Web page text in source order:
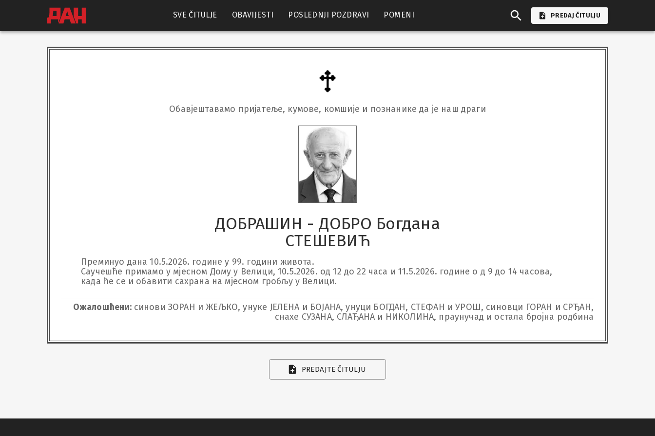
SVE ČITULJE OBAVIJESTI POSLEDNJI POZDRAVI POMENI PREDAJ ČITULJU
Обавјештавамо пријатеље, кумове, комшије и познанике да је наш драги
ДОБРАШИН - ДОБРО Богдана
СТЕШЕВИЋ
Преминуо дана 10.5.2026. године у 99. години живота.
Саучешће примамо у мјесном Дому у Велици, 10.5.2026. од 12 до 22 часа и 11.5.2026. године о д 9 до 14 часова,
када ће се и обавити сахрана на мјесном гробљу у Велици.
Ожалошћени: синови ЗОРАН и ЖЕЉКО, унуке ЈЕЛЕНА и БОЈАНА, унуци БОГДАН, СТЕФАН и УРОШ, синовци ГОРАН и СРЂАН,
снахе СУЗАНА, СЛАЂАНА и НИКОЛИНА, праунучад и остала бројна родбина
PREDAJTE ČITULJU